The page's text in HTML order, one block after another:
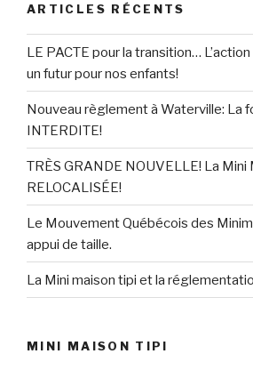
ARTICLES RÉCENTS
LE PACTE pour la transition…
un futur pour nos enfants!
Nouveau règlement à Waterville: La
INTERDITE!
TRÈS GRANDE NOUVELLE! La Mini
RELOCALISÉE!
Le Mouvement Québécois des
appui de taille.
La Mini maison tipi et la
MINI MAISON TIPI